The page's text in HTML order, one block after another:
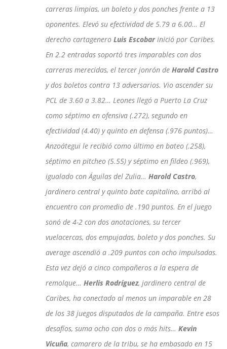
carreras limpias, un boleto y dos ponches frente a 13
oponentes. Elevó su efectividad de 5.79 a 6.00… El
derecho cartagenero Luis Escobarinició por Caribes.
En 2.2 entradas soportó tres imparables con dos
carreras merecidas, el tercer jonrón de Harold Castro
y dos boletos contra 13 adversarios. Vio ascender su
PCL de 3.60 a 3.82… Leones llegó a Puerto La Cruz
como séptimo en ofensiva (.272), segundo en
efectividad (4.40) y quinto en defensa (.976 puntos)…
Anzoátegui le recibió como último en bateo (.258),
séptimo en pitcheo (5.55) y séptimo en fildeo (.969),
igualado con Águilas del Zulia… Harold Castro,
jardinero central y quinto bate capitalino, arribó al
encuentro con promedio de .190 puntos. En el juego
sonó de 4-2 con dos anotaciones, su tercer
vuelacercas, dos empujadas, boleto y dos ponches. Su
average ascendió a .209 puntos con ocho impulsadas.
Esta vez dejó a cinco compañeros a la espera de
remolque… Herlis Rodríguez, jardinero central de
Caribes, ha conectado al menos un imparable en 28
de los 38 juegos disputados de la campaña. Entre esos
desafíos, suma ocho con dos o más hits… Kevin
Vicuña, camarero de la tribu, se ha embasado en 15